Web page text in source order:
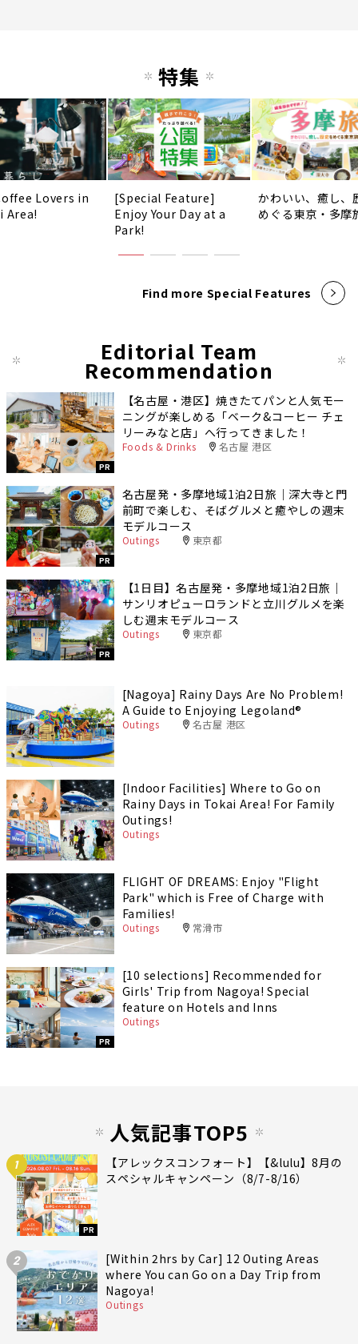
特集
Lovers in
Area!
[Special Feature]
Enjoy Your Day at a
Park!
かわいい、癒し、
めぐる東京・多摩
Find more Special Features
Editorial Team
Recommendation
PR
【名古屋・港区】焼きたてパンと人気モー
ニングが楽しめる「ベーク&コーヒー チェ
リーみなと店」へ行ってきました！
Foods & Drinks 名古屋 港区
PR
名古屋発・多摩地域1泊2日旅｜深大寺と門
前町で楽しむ、そばグルメと癒やしの週末
モデルコース
Outings 東京都
PR
【1日目】名古屋発・多摩地域1泊2日旅｜
サンリオピューロランドと立川グルメを楽
しむ週末モデルコース
Outings 東京都
[Nagoya] Rainy Days Are No Problem!
A Guide to Enjoying Legoland®️
Outings 名古屋 港区
[Indoor Facilities] Where to Go on
Rainy Days in Tokai Area! For Family
Outings!
Outings
FLIGHT OF DREAMS: Enjoy "Flight
Park" which is Free of Charge with
Families!
Outings 常滑市
PR
[10 selections] Recommended for
Girls' Trip from Nagoya! Special
feature on Hotels and Inns
Outings
人気記事TOP5
1
PR
【アレックスコンフォート】【&lulu】8月の
スペシャルキャンペーン（8/7-8/16）
2
[Within 2hrs by Car] 12 Outing Areas
where You can Go on a Day Trip from
Nagoya!
Outings